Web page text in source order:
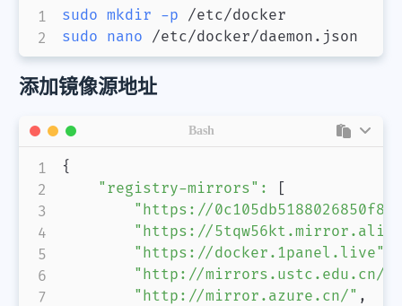
sudo mkdir -p
sudo nano /etc/docker/daemon.json
添加镜像源地址
{
"registry-mirrors" :
[
"https://
"https://
"https://docker.1panel.live"
"http://mirrors.ustc.edu.cn/"
"http://mirror.azure.cn/" ,
Bash